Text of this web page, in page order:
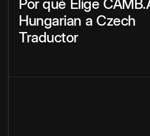
Por qué Elige
Hungarian a Czech
Traductor